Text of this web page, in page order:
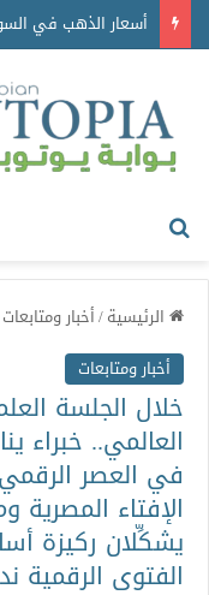
أسعار الذهب في
الرئيسية/أخبار ومتابعات
أخبار ومتابعات
خلال الجلسة
العالمي.. خبراء
في العصر
الإفتاء المصرية
يشكِّلان ركيزة
الفتوى الرقمية